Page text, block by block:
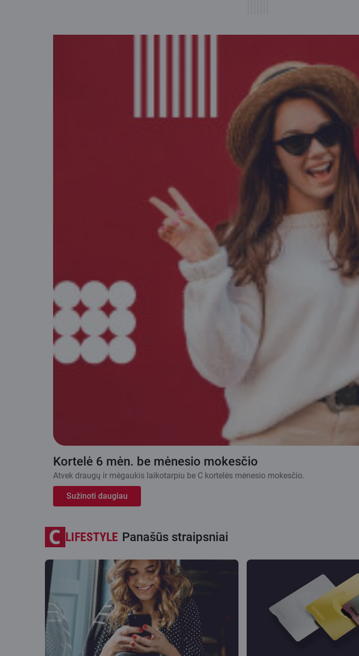
Kortelė 6 mėn. be mėnesio mokesčio
Atvek draugų ir mėgaukis laikotarpiu be C kortelės mėnesio mokesčio.
Sužinoti daugiau
LIFESTYLE Panašūs straipsniai